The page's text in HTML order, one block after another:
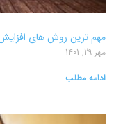
مهم ترین روش های
مهر 29, 1401
ادامه مطلب